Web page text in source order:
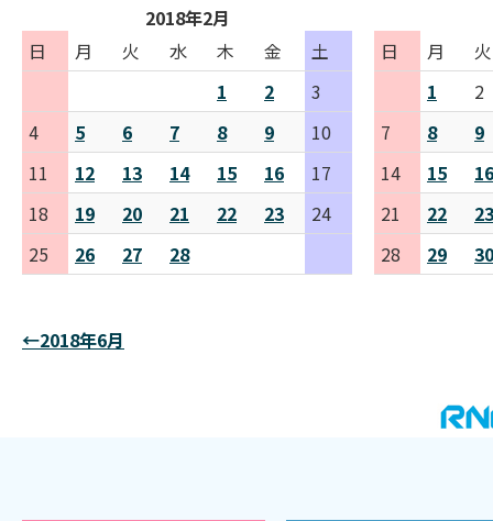
2018年2月
日
月 火 水 木 金
土
1
2
3
4
5 6 7 8 9
10
11
12 13 14 15 16
17
18
19 20 21 22 23
24
25
26 27 28
日 月
火
1
2
7
8
9
14
15
16
21
22
23
28
29 30
←2018年6月